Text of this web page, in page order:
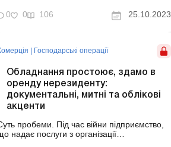
тему: «Як зберегти якість облікової
інформації для прийняття зважених
0 0 106 25.10.2023
| Господарські операції
Обладнання простоює, здамо в
оренду нерезиденту:
документальні, митні та облікові
акценти
пробеми. Під час війни підприємство,
надає послуги з організації